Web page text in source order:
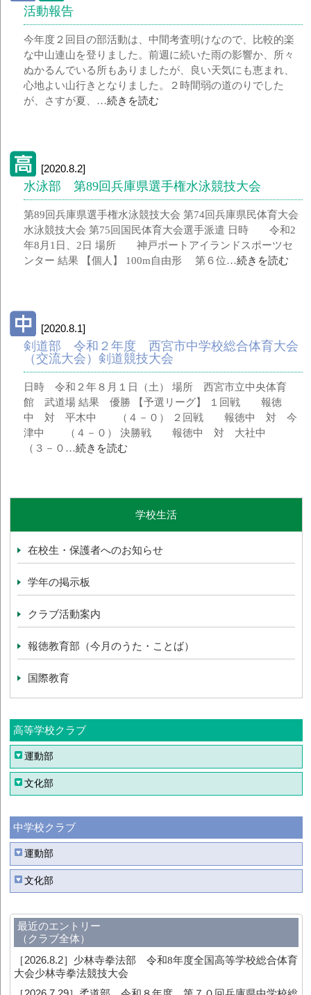
活動報告
今年度２回目の部活動は、中間考査明けなので、比較的楽
な中山連山を登りました。前週に続いた雨の影響か、所々
ぬかるんでいる所もありましたが、良い天気にも恵まれ、
心地よい山行きとなりました。２時間弱の道のりでした
が、さすが夏、…続きを読む
[2020.8.2]
水泳部 第89回兵庫県選手権水泳競技大会
第89回兵庫県選手権水泳競技大会 第74回兵庫県民体育大会
水泳競技大会 第75回国民体育大会選手派遣 日時 令和2
年8月1日、2日 場所 神戸ポートアイランドスポーツセ
ンター 結果 【個人】 100m自由形 第６位…続きを読む
[2020.8.1]
剣道部 令和２年度 西宮市中学校総合体育大会
（交流大会）剣道競技大会
日時 令和２年８月１日（土） 場所 西宮市立中央体育
館 武道場 結果 優勝 【予選リーグ】 １回戦 報徳
中 対 平木中 （４－０） ２回戦 報徳中 対 今
津中 （４－０） 決勝戦 報徳中 対 大社中
（３－０…続きを読む
学校生活
在校生・保護者へのお知らせ
学年の掲示板
クラブ活動案内
報徳教育部（今月のうた・ことば）
国際教育
高等学校クラブ
運動部
文化部
中学校クラブ
運動部
文化部
最近のエントリー
（クラブ全体）
［2026.8.2］ 少林寺拳法部 令和8年度全国高等学校総合体育
大会少林寺拳法競技大会